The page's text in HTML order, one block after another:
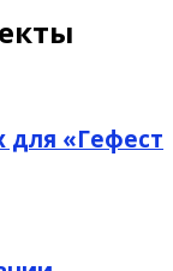
для «Гефест